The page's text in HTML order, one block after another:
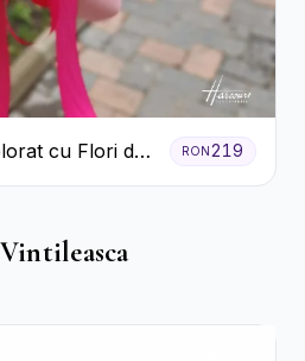
cu Flori de
RON219